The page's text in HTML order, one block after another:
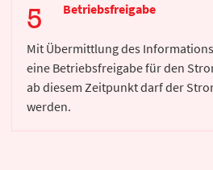
Betriebsfreigabe
Mit Übermittlung des
eine Betriebsfreigabe für den
ab diesem Zeitpunkt darf der
werden.